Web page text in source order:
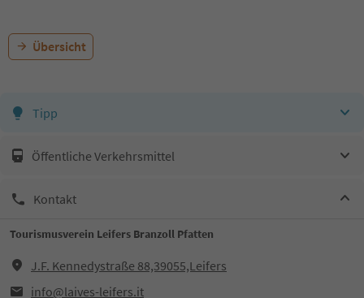
Übersicht
Tipp
Öffentliche Verkehrsmittel
Kontakt
Tourismusverein Leifers Branzoll Pfatten
J.F. Kennedystraße 88,39055,Leifers
info@laives-leifers.it